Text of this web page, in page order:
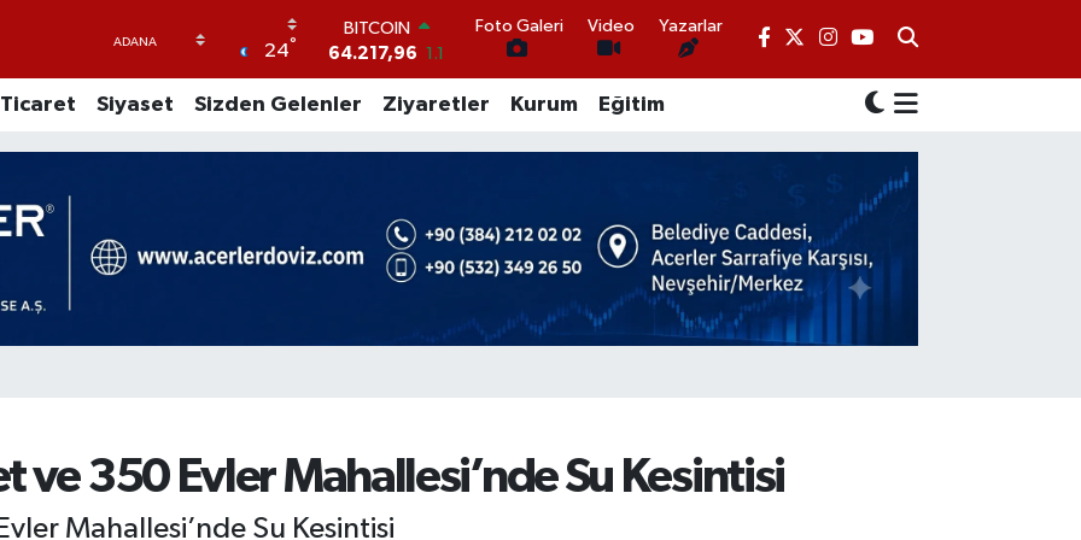
24°
BITCOIN
64.217,96 1.1
47,5452
GRAM ALTIN
6229.65 -0.04
BİST100
Foto Galeri Video Yazarlar
Ticaret Siyaset Sizden Gelenler Ziyaretler Kurum Eğitim
ve 350 Evler Mahallesi’nde Su Kesintisi
Mahallesi’nde Su Kesintisi